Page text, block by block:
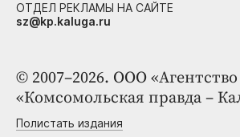
© 2007–2026. ООО «Агентство
«Комсомольская правда –
Полистать издания
ОТДЕЛ РЕКЛАМЫ НА САЙТЕ
sz@kp.kaluga.ru